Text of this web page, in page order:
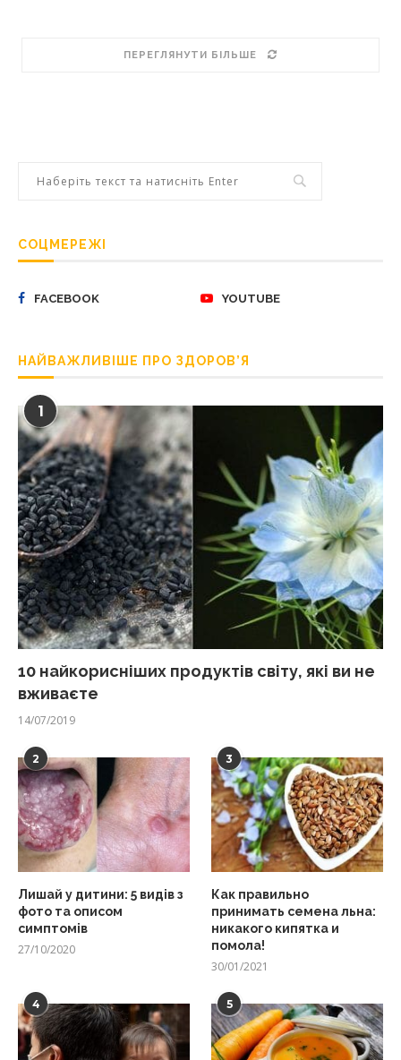
ПЕРЕГЛЯНУТИ БІЛЬШЕ
СОЦМЕРЕЖІ
FACEBOOK YOUTUBE
НАЙВАЖЛИВІШЕ ПРО ЗДОРОВ’Я
1
10 найкорисніших продуктів світу, які ви не
вживаєте
14/07/2019
2
Лишай у дитини: 5 видів з
фото та описом
симптомів
27/10/2020
3
Как правильно
принимать семена льна:
никакого кипятка и
помола!
30/01/2021
4 5